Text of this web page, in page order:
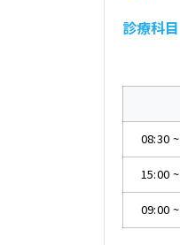
診療科目
08:30 ~
15:00 ~
09:00 ~